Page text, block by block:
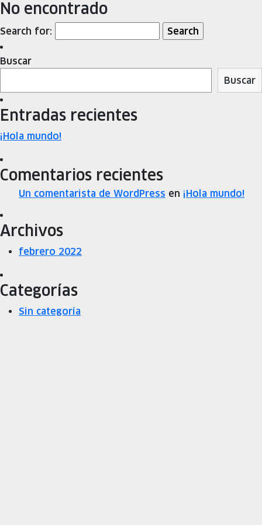
No encontrado
Search for:
Buscar
Buscar
Entradas recientes
¡Hola mundo!
Comentarios recientes
Un comentarista de WordPress en ¡Hola mundo!
Archivos
febrero 2022
Categorías
Sin categoría